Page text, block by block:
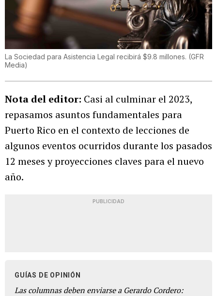
La Sociedad para Asistencia Legal recibirá $9.8 millones. (GFR
Media)
Nota del editor: Casi al culminar el 2023,
repasamos asuntos fundamentales para
Puerto Rico en el contexto de lecciones de
algunos eventos ocurridos durante los pasados
12 meses y proyecciones claves para el nuevo
año.
PUBLICIDAD
GUÍAS DE OPINIÓN
Las columnas deben enviarse a Gerardo Cordero: